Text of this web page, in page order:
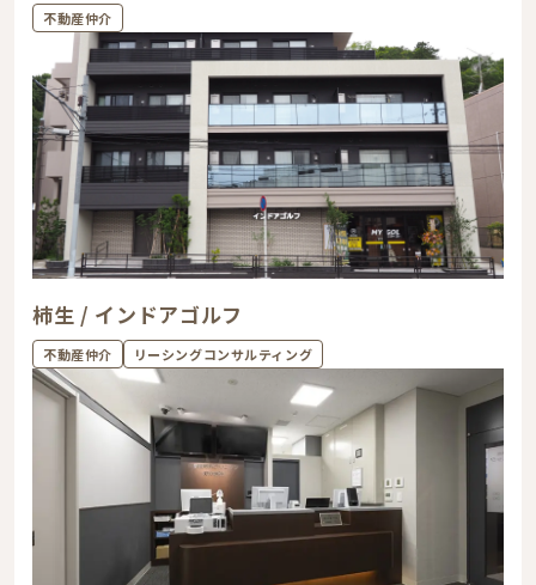
不動産仲介
柿生 / インドアゴルフ
不動産仲介 リーシングコンサルティング